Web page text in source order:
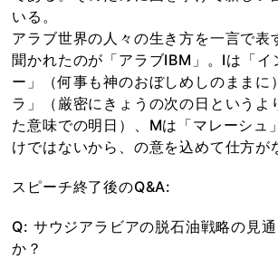
いる。
アラブ世界の人々の生き方を一言で表
聞かれたのが「アラブIBM」。Iは「イ
ー」（何事も神のおぼしめしのままに
ラ」（厳密にきょうの次の日というよ
た意味での明日）、Mは「マレーシュ
けではないから、の意を込めて仕方が
スピーチ終了後のQ&A:
Q: サウジアラビアの脱石油戦略の見
か？